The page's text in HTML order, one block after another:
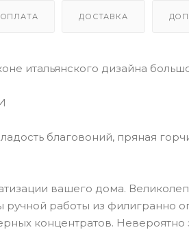
ОПЛАТА ДОСТАВКА
итальянского дизайна
благовоний, пряная
вашего дома.
работы из филигранно
концентратов.